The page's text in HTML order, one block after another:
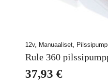
12v, Manuaaliset,
Rule 360
37,93 €